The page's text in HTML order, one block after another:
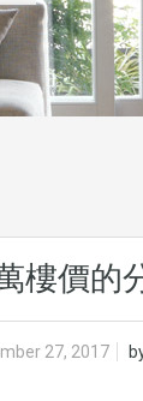
樓價的
27, 2017